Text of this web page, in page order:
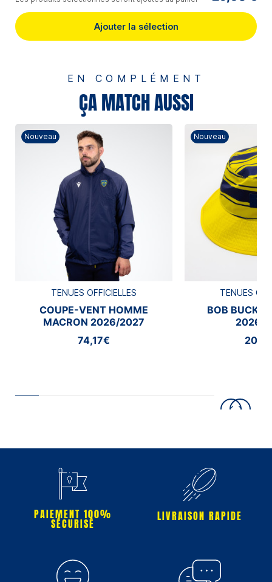
Ajouter la sélection
EN COMPLÉMENT
ÇA MATCH AUSSI
Nouveau
TENUES OFFICIELLES
COUPE-VENT HOMME
MACRON 2026/2027
74,17€
Nouveau
TENUES
BOB
2026/
PAIEMENT 100%
SÉCURISÉ
LIVRAISON RAPIDE